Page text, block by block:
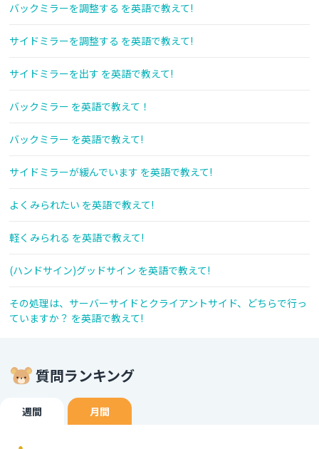
バックミラーを調整する を英語で教えて!
サイドミラーを調整する を英語で教えて!
サイドミラーを出す を英語で教えて!
バックミラー を英語で教えて！
バックミラー を英語で教えて!
サイドミラーが緩んでいます を英語で教えて!
よくみられたい を英語で教えて!
軽くみられる を英語で教えて!
(ハンドサイン)グッドサイン を英語で教えて!
その処理は、サーバーサイドとクライアントサイド、どちらで行っ
ていますか？ を英語で教えて!
質問ランキング
週間 月間